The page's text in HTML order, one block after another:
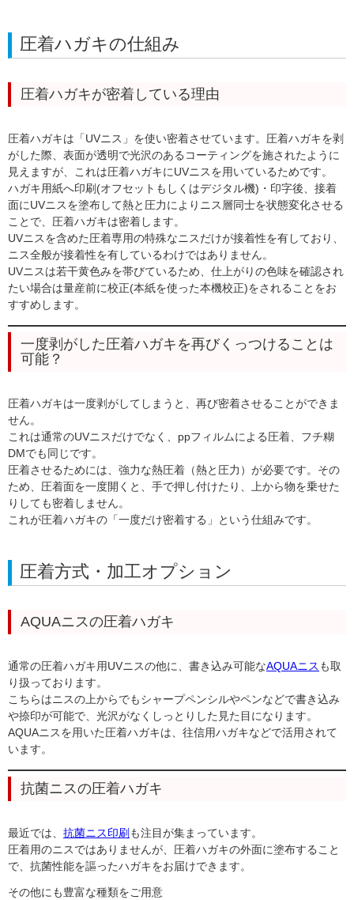
圧着ハガキの仕組み
圧着ハガキが密着している理由
圧着ハガキは 「UVニス」を使い密着させています。圧着ハガキを剥
がした際、表面が透明で光沢のあるコーティングを施されたように
見えますが、これは圧着ハガキにUVニスを用いているためです。
ハガキ用紙へ印刷(オフセットもしくはデジタル機)・印字後、接着
面にUVニスを塗布して熱と圧力によりニス層同士を状態変化させる
ことで、圧着ハガキは密着します。
UVニスを含めた圧着専用の特殊なニスだけが接着性を有しており、
ニス全般が接着性を有しているわけではありません。
UVニスは若干黄色みを帯びているため、仕上がりの色味を確認され
たい場合は量産前に校正(本紙を使った本機校正)をされることをお
すすめします。
一度剥がした圧着ハガキを再びくっつけることは
可能？
圧着ハガキは一度剥がしてしまうと、再び密着させることができま
せん。
これは通常のUVニスだけでなく、ppフィルムによる圧着、フチ糊
DMでも同じです。
圧着させるためには、強力な熱圧着（熱と圧力）が必要です。その
ため、圧着面を一度開くと、手で押し付けたり、上から物を乗せた
りしても密着しません。
これが圧着ハガキの「一度だけ密着する」という仕組みです。
圧着方式・加工オプション
AQUAニスの圧着ハガキ
通常の圧着ハガキ用UVニスの他に、書き込み可能なAQUAニス も取
り扱っております。
こちらはニスの上からでもシャープペンシルやペンなどで書き込み
や捺印が可能で、光沢がなくしっとりした見た目になります。
AQUAニスを用いた圧着ハガキは、往信用ハガキなどで活用されて
います。
抗菌ニスの圧着ハガキ
最近では、 抗菌ニス印刷 も注目が集まっています。
圧着用のニスではありませんが、圧着ハガキの外面に塗布すること
で、抗菌性能を謳ったハガキをお届けできます。
その他にも豊富な種類をご用意